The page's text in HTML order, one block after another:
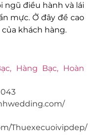
ngũ điều hành và lái
mực. Ở đây đề cao
khách hàng.
Hàng Bạc, Hoàn
Thuexecuoivipdep/